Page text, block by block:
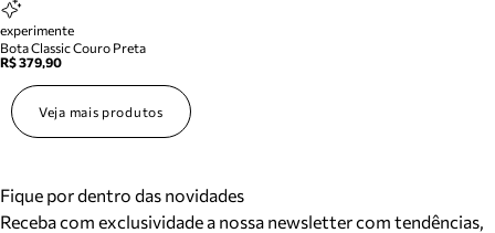
experimente
Bota Classic Couro Preta
R$ 379,90
Veja mais produtos
Fique por dentro das novidades
Receba com exclusividade a nossa newsletter com tendências,